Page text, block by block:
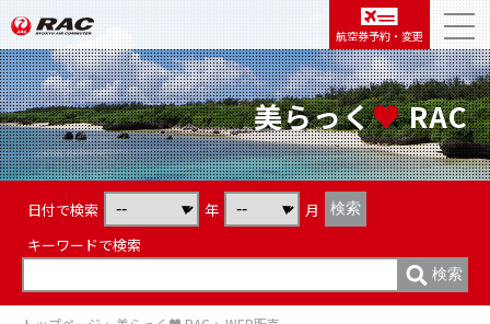
航空券予約・変更
美らっく♥RAC
日付で検索 年
月
キーワードで検索